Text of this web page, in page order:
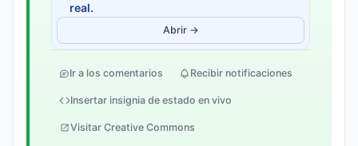
real.
Abrir →
Ir a los comentarios Recibir notificaciones
Insertar insignia de estado en vivo
Visitar Creative Commons